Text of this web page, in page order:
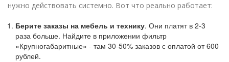
нужно действовать системно. Вот что реально работает:
Берите заказы на мебель и технику. Они платят в 2-3
раза больше. Найдите в приложении фильтр
«Крупногабаритные» - там 30-50% заказов с оплатой от 600
рублей.